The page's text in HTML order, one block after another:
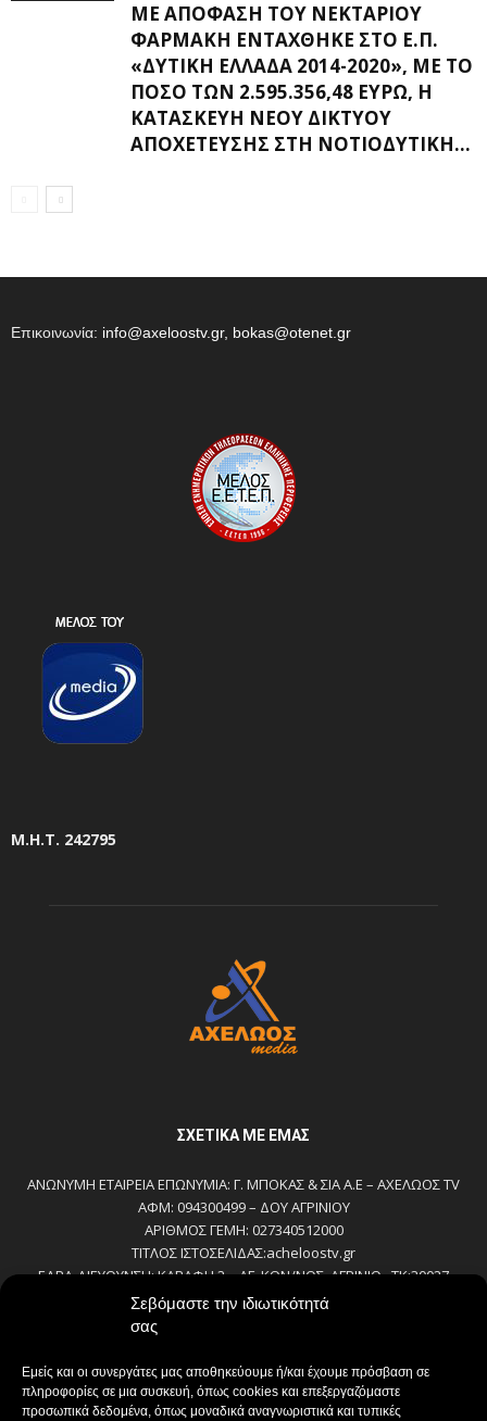
Σεβόμαστε την ιδιωτικότητά
σας
Εμείς και οι συνεργάτες μας αποθηκεύουμε ή/και έχουμε πρόσβαση σε
πληροφορίες σε μια συσκευή, όπως cookies και επεξεργαζόμαστε
προσωπικά δεδομένα, όπως μοναδικά αναγνωριστικά και τυπικές
ΜΕ ΑΠΌΦΑΣΗ ΤΟΥ ΝΕΚΤΆΡΙΟΥ
ΦΑΡΜΆΚΗ ΕΝΤΆΧΘΗΚΕ ΣΤΟ Ε.Π.
«ΔΥΤΙΚΉ ΕΛΛΆΔΑ 2014-2020», ΜΕ ΤΟ
ΠΟΣΌ ΤΩΝ 2.595.356,48 ΕΥΡΏ, Η
ΚΑΤΑΣΚΕΥΉ ΝΈΟΥ ΔΙΚΤΎΟΥ
ΑΠΟΧΈΤΕΥΣΗΣ ΣΤΗ ΝΟΤΙΟΔΥΤΙΚΉ...
Επικοινωνία: info@axeloostv.gr, bokas@otenet.gr
Μ.Η.Τ. 242795
ΣΧΕΤΙΚΆ ΜΕ ΕΜΆΣ
ΑΝΩΝΥΜΗ ΕΤΑΙΡΕΙΑ ΕΠΩΝΥΜΙΑ: Γ. ΜΠΟΚΑΣ & ΣΙΑ Α.Ε – ΑΧΕΛΩΟΣ TV
ΑΦΜ: 094300499 – ΔΟΥ ΑΓΡΙΝΙΟΥ
ΑΡΙΘΜΟΣ ΓΕΜΗ: 027340512000
ΤΙΤΛΟΣ ΙΣΤΟΣΕΛΙΔΑΣ:acheloostv.gr
ΕΔΡΑ-ΔΙΕΥΘΥΝΣΗ: ΚΑΒΑΦΗ 2 – ΑΓ. ΚΩΝ/ΝΟΣ, ΑΓΡΙΝΙΟ , ΤΚ:30027
ΤΗΛΕΦΩΝΟ: 2641022803 – 58800
E-MAIL: bokas@otenet.gr, info@axeloostv.gr
ΝΟΜΙΜΟΣ ΕΚΠΡΟΣΩΠΟΣ: ΜΠΟΚΑΣ ΚΩΝ/ΝΟΣ
ΔΙΕΥΘΥΝΤΗΣ: ΜΠΟΚΑΣ ΚΩΝ/ΝΟΣ
ΔΙΕΥΘΥΝΤΗΣ ΣΥΝΤΑΞΗΣ:ΚΟΥΤΣΙΚΟΣ ΠΑΝΤΕΛΗΣ